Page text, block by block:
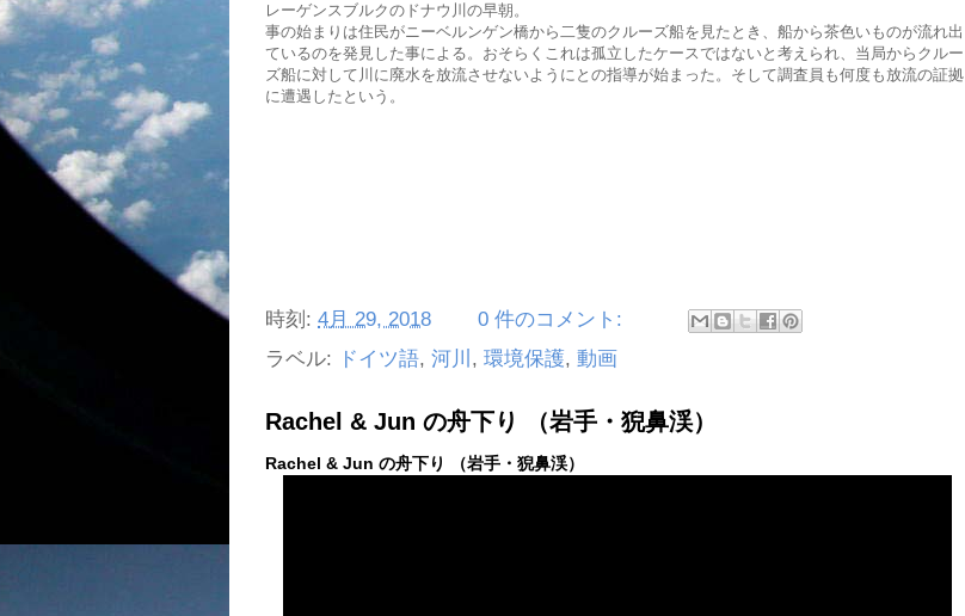
レーゲンスブルクのドナウ川の早朝。
事の始まりは住民がニーベルンゲン橋から二隻のクルーズ船を見たとき、船から茶色いものが流れ出
ているのを発見した事による。おそらくこれは孤立したケースではないと考えられ、当局からクルー
ズ船に対して川に廃水を放流させないようにとの指導が始まった。そして調査員も何度も放流の証拠
に遭遇したという。
時刻: 4月 29, 2018
0 件のコメント:
ラベル:
ドイツ語, 河川 , 環境保護, 動画
Rachel & Jun の舟下り （岩手・猊鼻渓）
Rachel & Jun の舟下り （岩手・猊鼻渓）